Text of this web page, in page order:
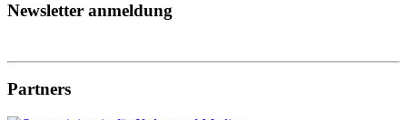
Newsletter anmeldung
Partners